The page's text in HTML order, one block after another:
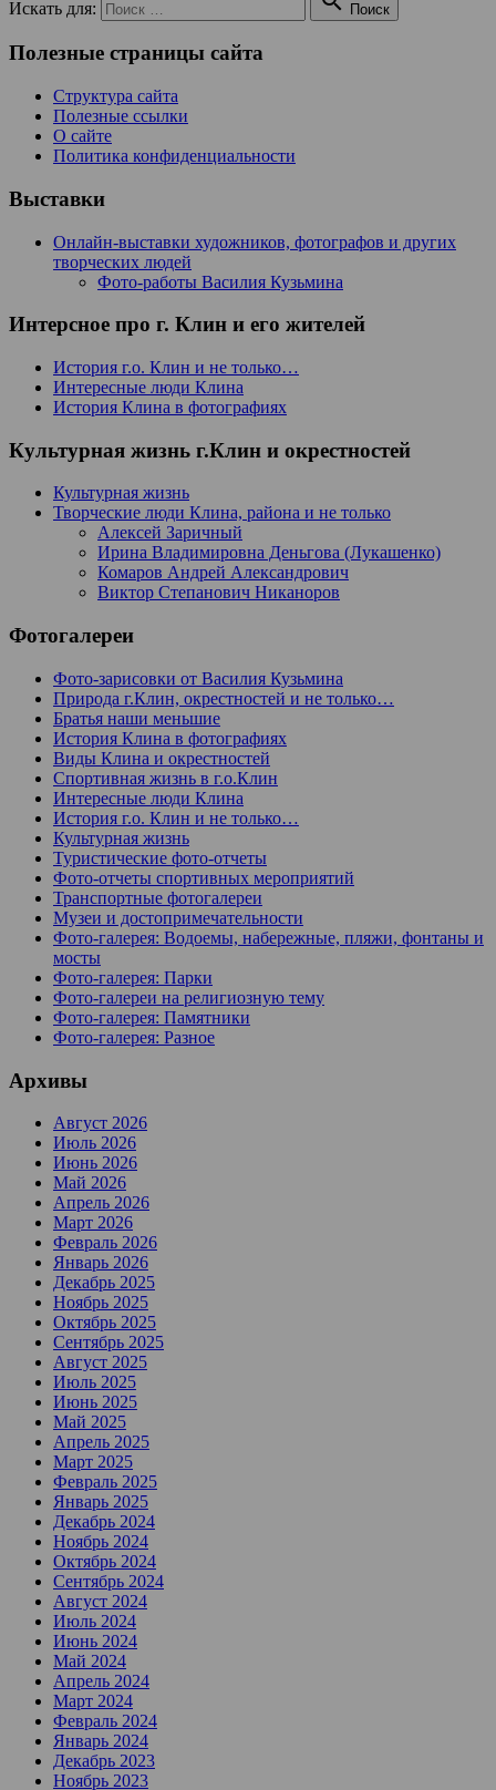
Искать для: Поиск
Полезные страницы сайта
Структура сайта
Полезные ссылки
О сайте
Политика конфиденциальности
Выставки
Онлайн-выставки художников, фотографов и других
творческих людей
Фото-работы Василия Кузьмина
Интерсное про г. Клин и его жителей
История г.о. Клин и не только…
Интересные люди Клина
История Клина в фотографиях
Культурная жизнь г.Клин и окрестностей
Культурная жизнь
Творческие люди Клина, района и не только
Алексей Заричный
Ирина Владимировна Деньгова (Лукашенко)
Комаров Андрей Александрович
Виктор Степанович Никаноров
Фотогалереи
Фото-зарисовки от Василия Кузьмина
Природа г.Клин, окрестностей и не только…
Братья наши меньшие
История Клина в фотографиях
Виды Клина и окрестностей
Спортивная жизнь в г.о.Клин
Интересные люди Клина
История г.о. Клин и не только…
Культурная жизнь
Туристические фото-отчеты
Фото-отчеты спортивных мероприятий
Транспортные фотогалереи
Музеи и достопримечательности
Фото-галерея: Водоемы, набережные, пляжи, фонтаны и
мосты
Фото-галерея: Парки
Фото-галереи на религиозную тему
Фото-галерея: Памятники
Фото-галерея: Разное
Архивы
Август 2026
Июль 2026
Июнь 2026
Май 2026
Апрель 2026
Март 2026
Февраль 2026
Январь 2026
Декабрь 2025
Ноябрь 2025
Октябрь 2025
Сентябрь 2025
Август 2025
Июль 2025
Июнь 2025
Май 2025
Апрель 2025
Март 2025
Февраль 2025
Январь 2025
Декабрь 2024
Ноябрь 2024
Октябрь 2024
Сентябрь 2024
Август 2024
Июль 2024
Июнь 2024
Май 2024
Апрель 2024
Март 2024
Февраль 2024
Январь 2024
Декабрь 2023
Ноябрь 2023